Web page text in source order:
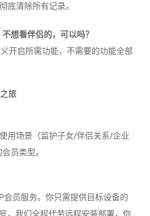
底清除所有记录。
想看伴侣的，可以吗？
开启所需功能，不需要的功能全部
旅
用场景（监护子女/伴侣关系/企业
员类型。
会员服务。你只需提供目标设备的
，我们全程代劳远程安装部署，你